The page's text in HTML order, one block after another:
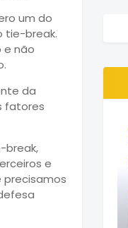
um do
tie-break.
e não
da
fatores
break,
e
precisamos